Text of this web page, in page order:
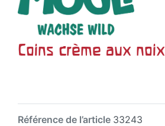
Coins crème aux noix
Référence de l’article 33243